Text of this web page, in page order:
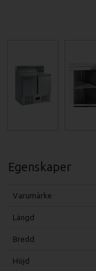
Egenskaper
Varumärke
Längd
Bredd
Höjd